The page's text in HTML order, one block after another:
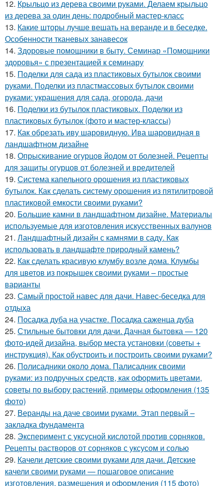
12. Крыльцо из дерева своими руками. Делаем крыльцо
из дерева за один день: подробный мастер-класс
13. Какие шторы лучше вешать на веранде и в беседке.
Особенности тканевых занавесок
14. Здоровые помощники в быту. Семинар «Помощники
здоровья» с презентацией к семинару
15. Поделки для сада из пластиковых бутылок своими
руками. Поделки из пластмассовых бутылок своими
руками: украшения для сада, огорода, дачи
16. Поделки из бутылок пластиковых. Поделки из
пластиковых бутылок (фото и мастер-классы)
17. Как обрезать иву шаровидную. Ива шаровидная в
ландшафтном дизайне
18. Опрыскивание огурцов йодом от болезней. Рецепты
для защиты огурцов от болезней и вредителей
19. Система капельного орошения из пластиковых
бутылок. Как сделать систему орошения из пятилитровой
пластиковой емкости своими руками?
20. Большие камни в ландшафтном дизайне. Материалы
используемые для изготовления искусственных валунов
21. Ландшафтный дизайн с камнями в саду. Как
использовать в ландшафте природный камень?
22. Как сделать красивую клумбу возле дома. Клумбы
для цветов из покрышек своими руками – простые
варианты
23. Самый простой навес для дачи. Навес-беседка для
отдыха
24. Посадка дуба на участке. Посадка саженца дуба
25. Стильные бытовки для дачи. Дачная бытовка — 120
фото-идей дизайна, выбор места установки (советы +
инструкция). Как обустроить и построить своими руками?
26. Полисадники около дома. Палисадник своими
руками: из подручных средств, как оформить цветами,
советы по выбору растений, примеры оформления (135
фото)
27. Веранды на даче своими руками. Этап первый –
закладка фундамента
28. Эксперимент с уксусной кислотой против сорняков.
Рецепты растворов от сорняков с уксусом и солью
29. Качели детские своими руками для дачи. Детские
качели своими руками — пошаговое описание
изготовления, размещения и оформления (115 фото)